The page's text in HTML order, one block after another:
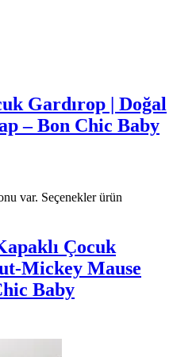
Gardırop | Doğal
– Bon Chic Baby
var. Seçenekler ürün
Çocuk
Mickey Mause
Baby